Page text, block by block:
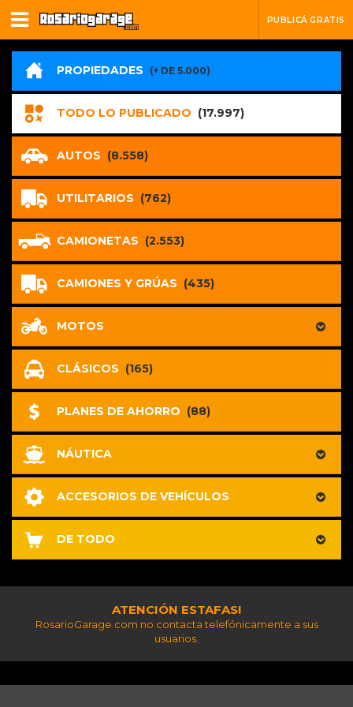
PUBLICÁ GRATIS
PROPIEDADES (+ DE 5.000)
TODO LO PUBLICADO (17.997)
AUTOS (8.558)
UTILITARIOS (762)
CAMIONETAS (2.553)
CAMIONES Y GRÚAS (435)
MOTOS
CLÁSICOS (165)
PLANES DE AHORRO (88)
NÁUTICA
ACCESORIOS DE VEHÍCULOS
DE TODO
ATENCIÓN ESTAFAS!
RosarioGarage.com no contacta telefónicamente a sus
usuarios.